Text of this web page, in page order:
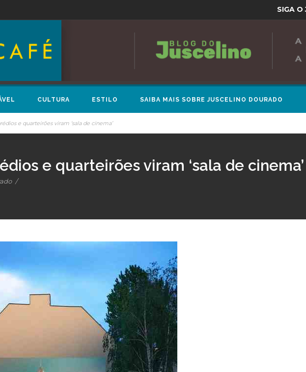
SIGA O
CULTURA ESTILO SAIBA MAIS SOBRE JUSCELINO DOURADO
e quarteirões viram ‘sala de cinema’
e quarteirões viram ‘sala de cinema’
/